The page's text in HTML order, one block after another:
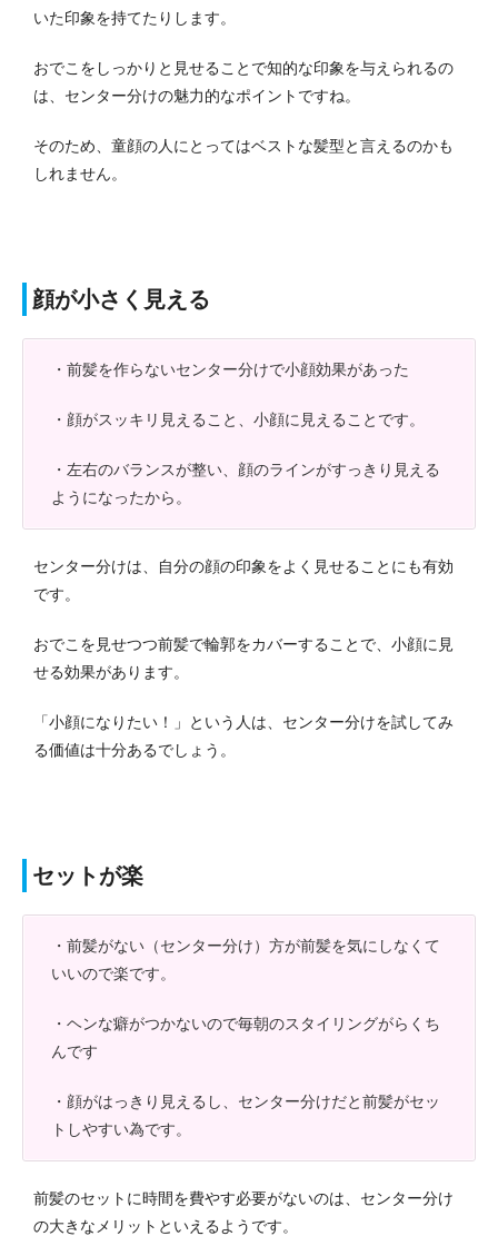
いた印象を持てたりします。
おでこをしっかりと見せることで知的な印象を与えられるの
は、センター分けの魅力的なポイントですね。
そのため、童顔の人にとってはベストな髪型と言えるのかも
しれません。
顔が小さく見える
・前髪を作らないセンター分けで小顔効果があった
・顔がスッキリ見えること、小顔に見えることです。
・左右のバランスが整い、顔のラインがすっきり見える
ようになったから。
センター分けは、自分の顔の印象をよく見せることにも有効
です。
おでこを見せつつ前髪で輪郭をカバーすることで、小顔に見
せる効果があります。
「小顔になりたい！」という人は、センター分けを試してみ
る価値は十分あるでしょう。
セットが楽
・前髪がない（センター分け）方が前髪を気にしなくて
いいので楽です。
・ヘンな癖がつかないので毎朝のスタイリングがらくち
んです
・顔がはっきり見えるし、センター分けだと前髪がセッ
トしやすい為です。
前髪のセットに時間を費やす必要がないのは、センター分け
の大きなメリットといえるようです。